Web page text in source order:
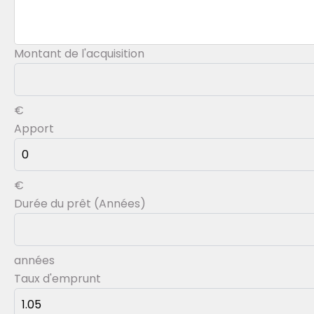
Montant de l'acquisition
€
Apport
€
Durée du prêt (Années)
années
Taux d'emprunt